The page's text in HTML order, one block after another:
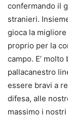
confermando il
stranieri.
gioca la
proprio per la
campo. E’
pallacanestro
essere bravi a
difesa, alle
massimo i